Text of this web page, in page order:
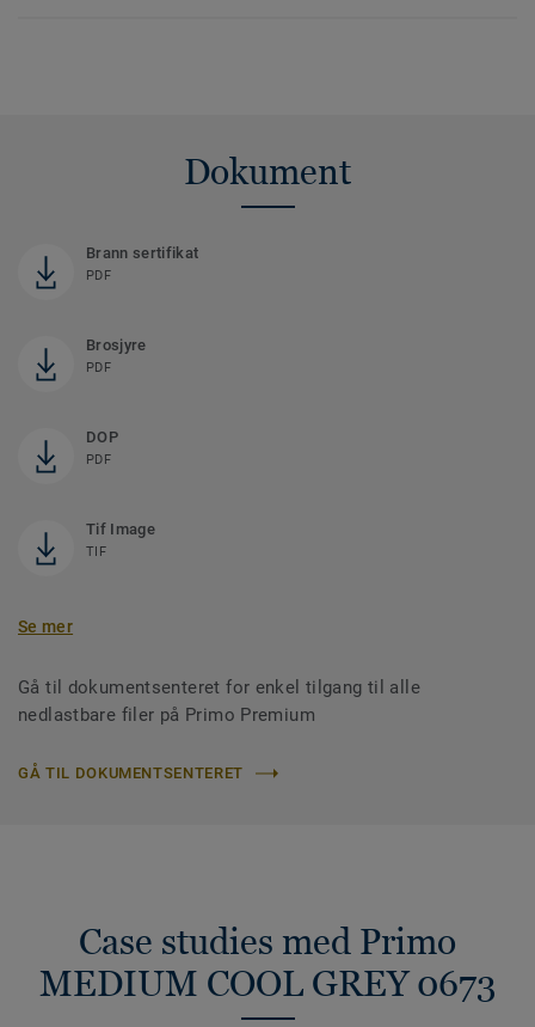
Dokument
Brann sertifikat
PDF
Brosjyre
PDF
DOP
PDF
Tif Image
TIF
Se mer
Gå til dokumentsenteret for enkel tilgang til alle
nedlastbare filer på Primo Premium
GÅ TIL DOKUMENTSENTERET
Case studies med Primo
MEDIUM COOL GREY 0673